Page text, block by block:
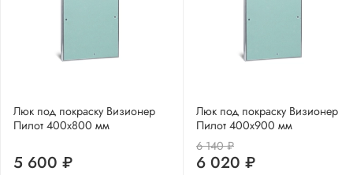
Люк под покраску Визионер
Пилот 400х800 мм
5 600 ₽
Люк под покраску Визионер
Пилот 400х900 мм
6 140 ₽
6 020 ₽